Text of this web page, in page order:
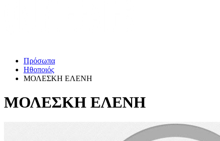
Πρόσωπα
Ηθοποιός
ΜΟΛΕΣΚΗ ΕΛΕΝΗ
ΜΟΛΕΣΚΗ ΕΛΕΝΗ